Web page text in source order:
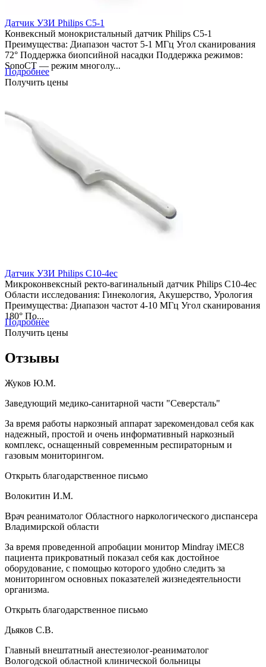
Датчик УЗИ Philips C5-1
Конвексный монокристальный датчик Philips C5-1
Преимущества: Диапазон частот 5-1 МГц Угол сканирования
72° Поддержка биопсийной насадки Поддержка режимов:
SonoCT — режим многолу...
Подробнее
Получить цены
Датчик УЗИ Philips C10-4ec
Микроконвексный ректо-вагинальный датчик Philips C10-4ec
Области исследования: Гинекология, Акушерство, Урология
Преимущества: Диапазон частот 4-10 МГц Угол сканирования
180° По...
Подробнее
Получить цены
Отзывы
Жуков Ю.М.
Заведующий медико-санитарной части "Северсталь"
За время работы наркозный аппарат зарекомендовал себя как
надежный, простой и очень информативный наркозный
комплекс, оснащенный современным респираторным и
газовым мониторингом.
Открыть благодарственное письмо
Волокитин И.М.
Врач реаниматолог Областного наркологического диспансера
Владимирской области
За время проведенной апробации монитор Mindray iMEC8
пациента прикроватный показал себя как достойное
оборудование, с помощью которого удобно следить за
мониторингом основных показателей жизнедеятельности
организма.
Открыть благодарственное письмо
Дьяков С.В.
Главный внештатный анестезиолог-реаниматолог
Вологодской областной клинической больницы